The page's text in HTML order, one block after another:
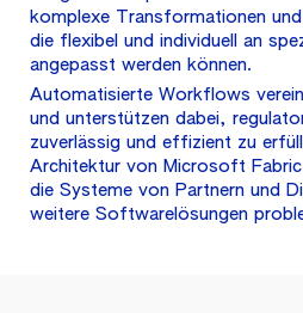
komplexe Transformationen
die flexibel und individuell an
angepasst werden können.
Automatisierte Workflows
und unterstützen dabei,
zuverlässig und effizient zu
Architektur von Microsoft
die Systeme von Partnern und
weitere Softwarelösungen